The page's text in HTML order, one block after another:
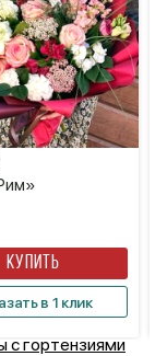
КУПИТЬ
в 1 клик
с гортензиями